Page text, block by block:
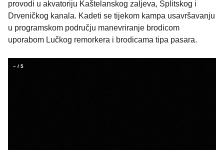
provodi u akvatoriju Kaštelanskog zaljeva, Splitskog i
Drveničkog kanala. Kadeti se tijekom kampa usavršavanju
u programskom području manevriranje brodicom
uporabom Lučkog remorkera i brodicama tipa pasara.
– / 5